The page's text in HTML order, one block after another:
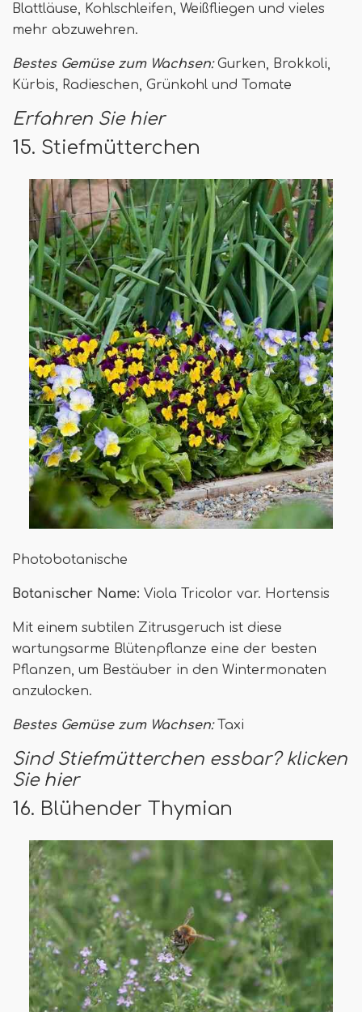
Blattläuse, Kohlschleifen, Weißfliegen und vieles
mehr abzuwehren.
Bestes Gemüse zum Wachsen:Gurken, Brokkoli,
Kürbis, Radieschen, Grünkohl und Tomate
Erfahren Sie hier
15. Stiefmütterchen
Photobotanische
Botanischer Name: Viola Tricolor var. Hortensis
Mit einem subtilen Zitrusgeruch ist diese
wartungsarme Blütenpflanze eine der besten
Pflanzen, um Bestäuber in den Wintermonaten
anzulocken.
Bestes Gemüse zum Wachsen: Taxi
Sind Stiefmütterchen essbar? klicken
Sie hier
16. Blühender Thymian